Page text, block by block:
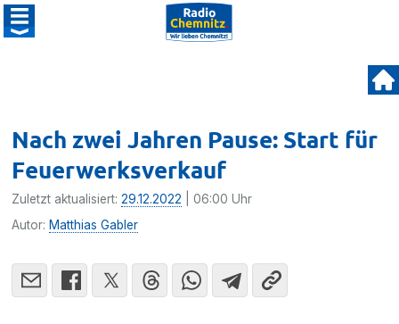
Nach zwei Jahren Pause: Start für
Feuerwerksverkauf
Zuletzt aktualisiert:29.12.2022 | 06:00 Uhr
Autor: Matthias Gabler